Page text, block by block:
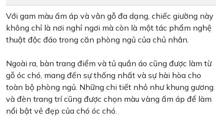
Với gam màu ấm áp và vân gỗ đa dạng, chiếc giường này
không chỉ là nơi nghỉ ngơi mà còn là một tác phẩm nghệ
thuật độc đáo trong căn phòng ngủ của chủ nhân.
Ngoài ra, bàn trang điểm và tủ quần áo cũng được làm từ
gỗ óc chó, mang đến sự thống nhất và sự hài hòa cho
toàn bộ phòng ngủ. Những chi tiết nhỏ như khung gương
và đèn trang trí cũng được chọn màu vàng ấm áp để làm
nổi bật vẻ đẹp của chó óc chó.